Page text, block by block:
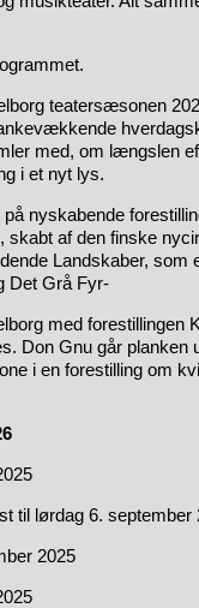
teatersæsonen
med, om længslen
i et nyt lys.
nyskabende
af den finske
Landskaber, som
Det Grå Fyr-
med forestillingen
Don Gnu går
i en forestilling om
til lørdag 6. september
2025